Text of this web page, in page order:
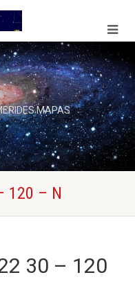
MAPAS
120 – N
30 – 120